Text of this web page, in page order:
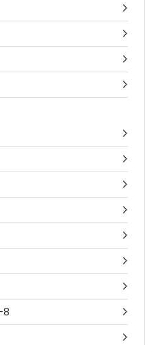











8 
